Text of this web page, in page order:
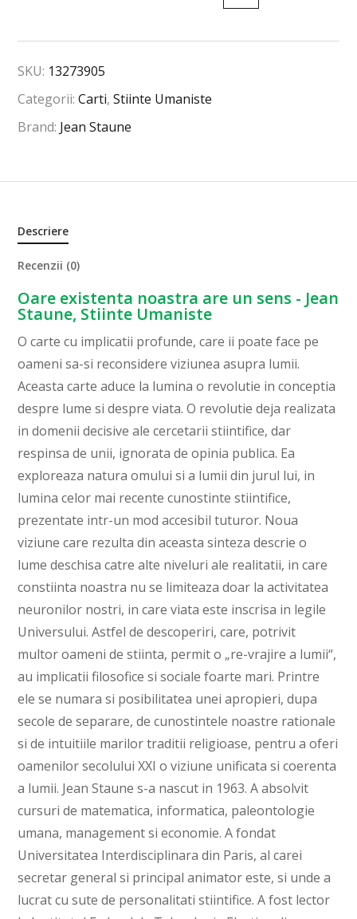
SKU: 13273905
Categorii:Carti,Stiinte Umaniste
Brand: Jean Staune
Descriere
Recenzii (0)
Oare existenta noastra are un sens - Jean
Staune, Stiinte Umaniste
O carte cu implicatii profunde, care ii poate face pe
oameni sa-si reconsidere viziunea asupra lumii.
Aceasta carte aduce la lumina o revolutie in conceptia
despre lume si despre viata. O revolutie deja realizata
in domenii decisive ale cercetarii stiintifice, dar
respinsa de unii, ignorata de opinia publica. Ea
exploreaza natura omului si a lumii din jurul lui, in
lumina celor mai recente cunostinte stiintifice,
prezentate intr-un mod accesibil tuturor. Noua
viziune care rezulta din aceasta sinteza descrie o
lume deschisa catre alte niveluri ale realitatii, in care
constiinta noastra nu se limiteaza doar la activitatea
neuronilor nostri, in care viata este inscrisa in legile
Universului. Astfel de descoperiri, care, potrivit
multor oameni de stiinta, permit o „re-vrajire a lumii“,
au implicatii filosofice si sociale foarte mari. Printre
ele se numara si posibilitatea unei apropieri, dupa
secole de separare, de cunostintele noastre rationale
si de intuitiile marilor traditii religioase, pentru a oferi
oamenilor secolului XXI o viziune unificata si coerenta
a lumii. Jean Staune s-a nascut in 1963. A absolvit
cursuri de matematica, informatica, paleontologie
umana, management si economie. A fondat
Universitatea Interdisciplinara din Paris, al carei
secretar general si principal animator este, si unde a
lucrat cu sute de personalitati stiintifice. A fost lector